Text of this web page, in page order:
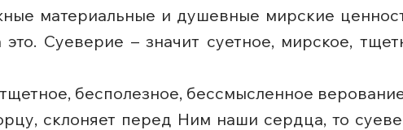
материальные и душевные мирские
Суеверие – значит суетное, мирское,
бесполезное, бессмысленное
склоняет перед Ним наши сердца, то